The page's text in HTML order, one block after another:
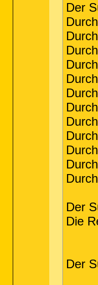
Der
Der
Die
Der